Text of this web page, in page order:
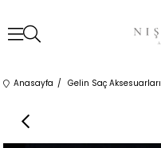
Anasayfa Gelin Saç Aksesuarları